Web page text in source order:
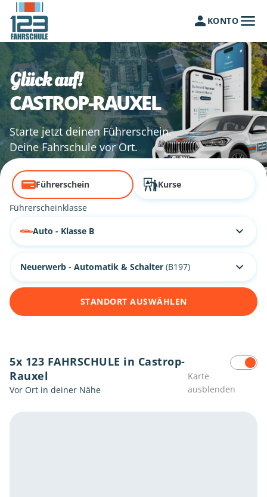
KONTO
Glück auf!
CASTROP-RAUXEL
Starte jetzt deinen Führerschein.
Deine Fahrschule vor Ort.
Führerschein Kurse
Führerscheinklasse
Auto - Klasse B
Neuerwerb - Automatik & Schalter (B197)
STANDORT AUSWÄHLEN
5x 123 FAHRSCHULE in Castrop-
Rauxel
Vor Ort in deiner Nähe
Karte
ausblenden